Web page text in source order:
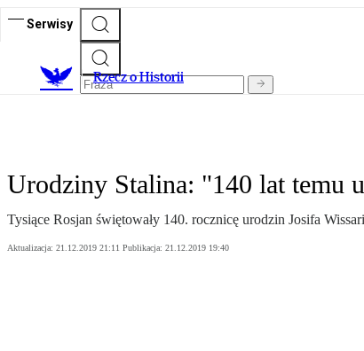
Serwisy
Rzecz o Historii
Urodziny Stalina: "140 lat temu
Tysiące Rosjan świętowały 140. rocznicę urodzin Josifa
Aktualizacja: 21.12.2019 21:11 Publikacja: 21.12.2019 19:40